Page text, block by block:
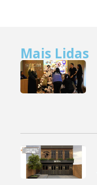
Mais Lidas